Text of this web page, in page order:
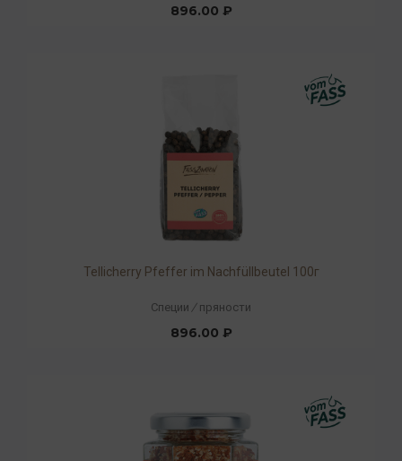
896.00 ₽
Tellicherry Pfeffer im Nachfüllbeutel 100г
Специи / пряности
896.00 ₽